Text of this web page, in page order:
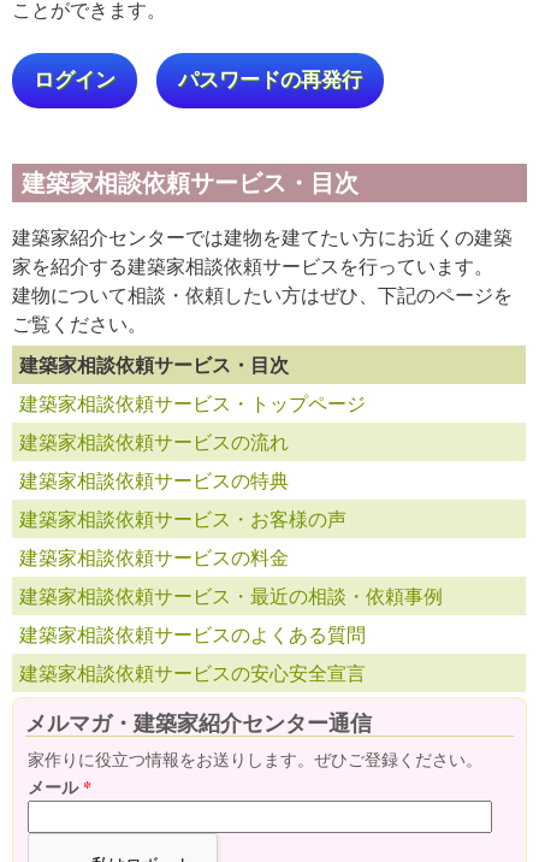
ことができます。
ログイン パスワードの再発行
建築家相談依頼サービス・目次
建築家紹介センターでは建物を建てたい方にお近くの建築
家を紹介する建築家相談依頼サービスを行っています。
建物について相談・依頼したい方はぜひ、下記のページを
ご覧ください。
建築家相談依頼サービス・目次
建築家相談依頼サービス・トップページ
建築家相談依頼サービスの流れ
建築家相談依頼サービスの特典
建築家相談依頼サービス・お客様の声
建築家相談依頼サービスの料金
建築家相談依頼サービス・最近の相談・依頼事例
建築家相談依頼サービスのよくある質問
建築家相談依頼サービスの安心安全宣言
メルマガ・建築家紹介センター通信
家作りに役立つ情報をお送りします。ぜひご登録ください。
メール*